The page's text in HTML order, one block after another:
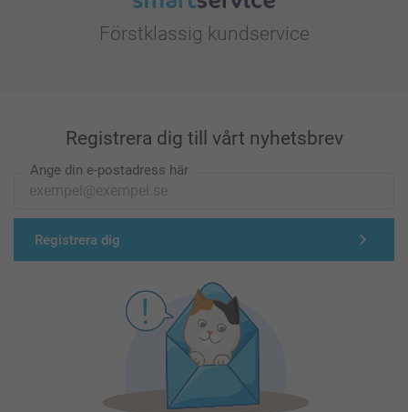
Förstklassig kundservice
Registrera dig till vårt nyhetsbrev
Ange din e-postadress här
Registrera dig